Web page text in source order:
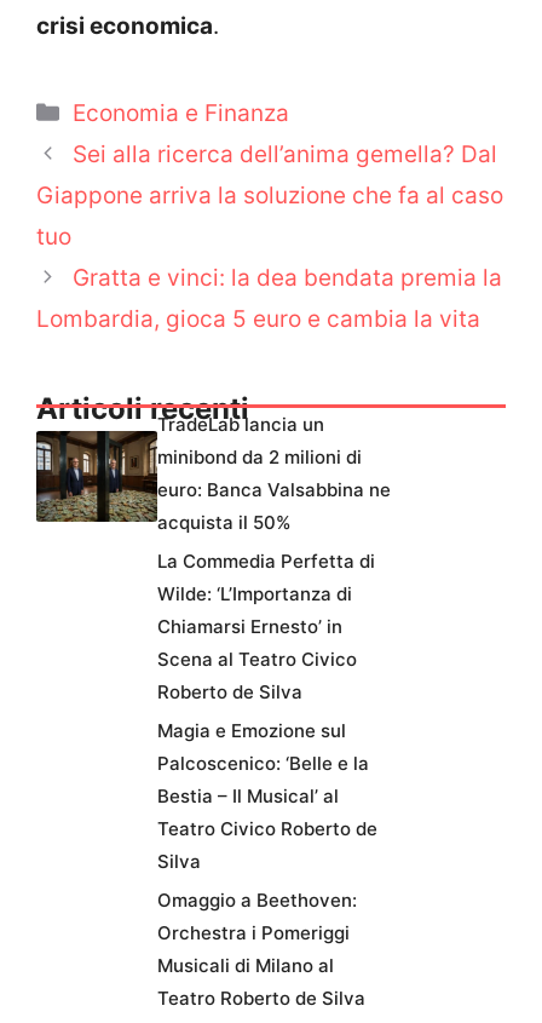
crisi economica.
Categorie
Economia e Finanza
Sei alla ricerca dell’anima gemella? Dal
Giappone arriva la soluzione che fa al caso
tuo
Gratta e vinci: la dea bendata premia la
Lombardia, gioca 5 euro e cambia la vita
Articoli recenti
TradeLab lancia un
minibond da 2 milioni di
euro: Banca Valsabbina ne
acquista il 50%
La Commedia Perfetta di
Wilde: ‘L’Importanza di
Chiamarsi Ernesto’ in
Scena al Teatro Civico
Roberto de Silva
Magia e Emozione sul
Palcoscenico: ‘Belle e la
Bestia – Il Musical’ al
Teatro Civico Roberto de
Silva
Omaggio a Beethoven:
Orchestra i Pomeriggi
Musicali di Milano al
Teatro Roberto de Silva